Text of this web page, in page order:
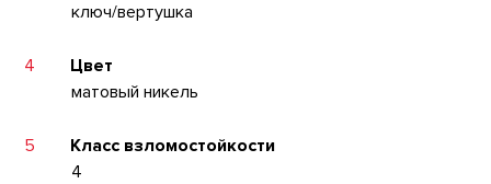
ключ/вертушка
4
Цвет
матовый никель
5
Класс взломостойкости
4